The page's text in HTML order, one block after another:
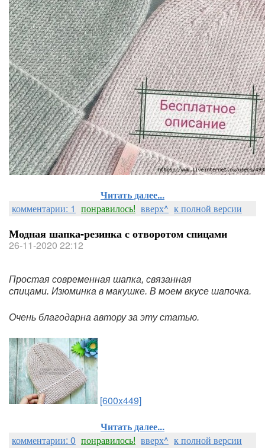
Читать далее...
комментарии: 1 понравилось! вверх^ к полной версии
Модная шапка-резинка с отворотом спицами
26-11-2020 22:12
Простая современная шапка, связанная
спицами. Изюминка в макушке. В моем вкусе шапочка.
Очень благодарна автору за эту статью.
[600x449]
Читать далее...
комментарии: 0 понравилось! вверх^ к полной версии